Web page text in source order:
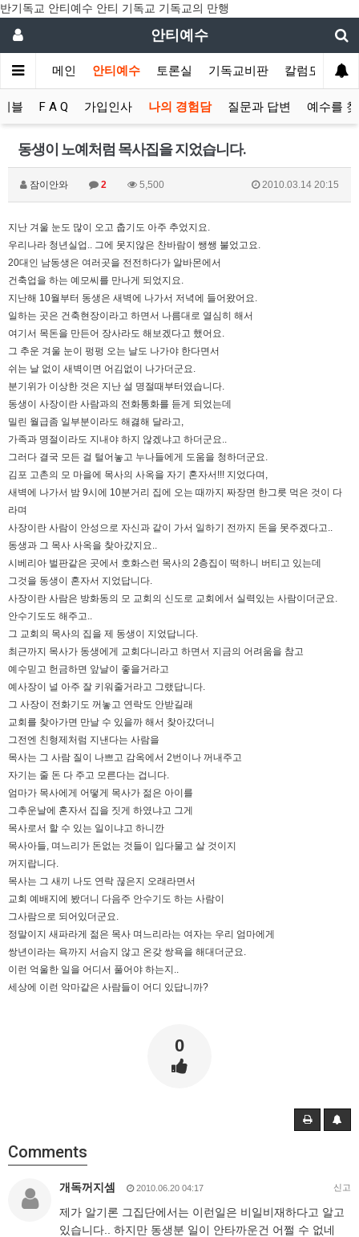
반기독교 안티예수 안티 기독교 기독교의 만행
안티예수
메인 안티예수 토론실 기독교비판 칼럼모음
블 F A Q 가입인사 나의 경험담 질문과 답변 예수를
동생이 노예처럼 목사집을 지었습니다.
잠이안와 2 5,500 2010.03.14 20:15
지난 겨울 눈도 많이 오고 춥기도 아주 추었지요.
우리나라 청년실업.. 그에 못지않은 찬바람이 쌩쌩 불었고요.
20대인 남동생은 여러곳을 전전하다가 알바몬에서
건축업을 하는 예모씨를 만나게 되었지요.
지난해 10월부터 동생은 새벽에 나가서 저녁에 들어왔어요.
일하는 곳은 건축현장이라고 하면서 나름대로 열심히 해서
여기서 목돈을 만든어 장사라도 해보겠다고 했어요.
그 추운 겨울 눈이 펑펑 오는 날도 나가야 한다면서
쉬는 날 없이 새벽이면 어김없이 나가더군요.
분기위가 이상한 것은 지난 설 명절때부터였습니다.
동생이 사장이란 사람과의 전화통화를 듣게 되었는데
밀린 월급좀 일부분이라도 해겷해 달라고,
가족과 명절이라도 지내야 하지 않겠냐고 하더군요..
그러다 결국 모든 걸 털어놓고 누나들에게 도움을 청하더군요.
김포 고촌의 모 마을에 목사의 사옥을 자기 혼자서!!! 지었다며,
새벽에 나가서 밤 9시에 10분거리 집에 오는 때까지 짜장면 한그릇 먹은 것이 다
라며
사장이란 사람이 안성으로 자신과 같이 가서 일하기 전까지 돈을 못주겠다고..
동생과 그 목사 사옥을 찾아갔지요..
시베리아 벌판같은 곳에서 호화스런 목사의 2층집이 떡하니 버티고 있는데
그것을 동생이 혼자서 지었답니다.
사장이란 사람은 방화동의 모 교회의 신도로 교회에서 실력있는 사람이더군요.
안수기도도 해주고..
그 교회의 목사의 집을 제 동생이 지었답니다.
최근까지 목사가 동생에게 교회다니라고 하면서 지금의 어려움을 참고
예수믿고 헌금하면 앞날이 좋을거라고
예사장이 널 아주 잘 키워줄거라고 그랬답니다.
그 사장이 전화기도 꺼놓고 연락도 안받길래
교회를 찾아가면 만날 수 있을까 해서 찾아갔더니
그전엔 친형제처럼 지낸다는 사람을
목사는 그 사람 질이 나쁘고 감옥에서 2번이나 꺼내주고
자기는 줄 돈 다 주고 모른다는 겁니다.
엄마가 목사에게 어떻게 목사가 젊은 아이를
그추운날에 혼자서 집을 짓게 하였냐고 그게
목사로서 할 수 있는 일이냐고 하니깐
목사아들, 며느리가 돈없는 것들이 입다물고 살 것이지
꺼지랍니다.
목사는 그 새끼 나도 연락 끊은지 오래라면서
교회 예배지에 봤더니 다음주 안수기도 하는 사람이
그사람으로 되어있더군요.
정말이지 새파라게 젊은 목사 며느리라는 여자는 우리 엄마에게
쌍년이라는 욕까지 서슴지 않고 온갖 쌍욕을 해대더군요.
이런 억울한 일을 어디서 풀어야 하는지..
세상에 이런 악마같은 사람들이 어디 있답니까?
0
Comments
개독꺼지셈 2010.06.20 04:17 신고
제가 알기론 그집단에서는 이런일은 비일비재하다고 알고
있습니다.. 하지만 동생분 일이 안타까운건 어쩔 수 없네